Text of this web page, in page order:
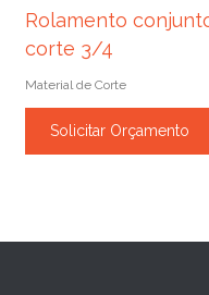
Rolamento
corte 3/4
Material de Corte
Solicitar Orçamento